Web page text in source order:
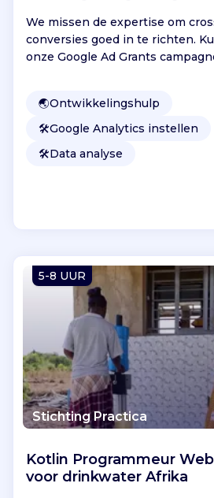
We missen de expertise om
conversies goed in te richten.
onze Google Ad Grants
🌏Ontwikkelingshulp
🛠️Google Analytics instellen
🛠️Data analyse
5-8 UUR
Stichting Practica
Kotlin Programmeur
voor drinkwater Afrika